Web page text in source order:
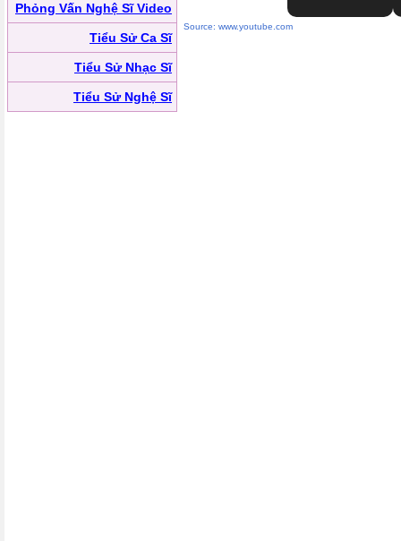
Phỏng Vấn Nghệ Sĩ Video
Tiểu Sử Ca Sĩ
Tiểu Sử Nhạc Sĩ
Tiểu Sử Nghệ Sĩ
Source: www.youtube.com